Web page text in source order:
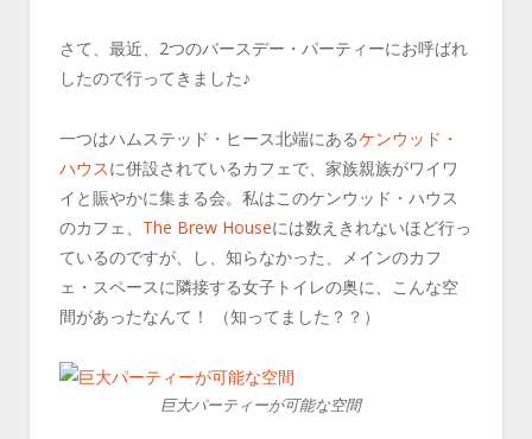
さて、最近、2つのバースデー・パーティーにお呼ばれ
したので行ってきました♪
一つはハムステッド・ヒース北端にあるケンウッド・
ハウスに併設されているカフェで、家族親族がワイワ
イと賑やかに集まる会。私はこのケンウッド・ハウス
のカフェ、 The Brew Houseには数えきれないほど行っ
ているのですが、し、知らなかった、メインのカフ
ェ・スペースに隣接する女子トイレの奥に、こんな空
間があったなんて！ （知ってました？？）
巨大パーティーが可能な空間